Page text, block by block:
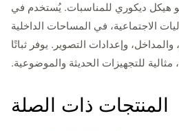
هيكل ديكوري للمناسبات. يُستخدم في
الاجتماعية، في المساحات الداخلية
وإعدادات التصوير. يوفر ثباتًا
للتجهيزات الحديثة والموضوعية.
المنتجات ذات الصلة